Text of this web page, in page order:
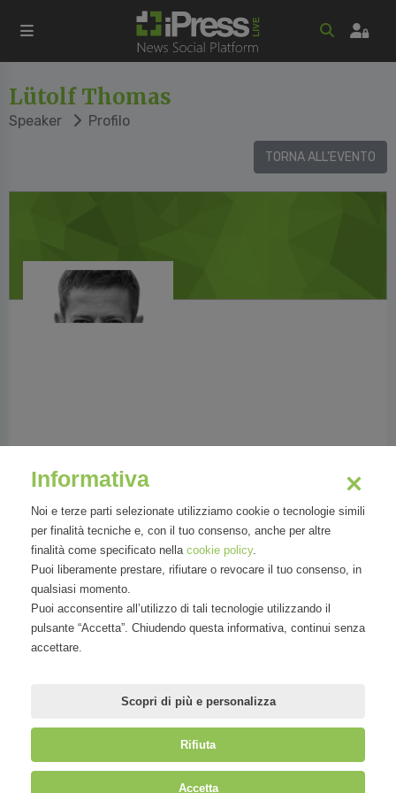
Lütolf Thomas
Speaker Profilo
TORNA ALL'EVENTO
Lütolf Thomas
Baden
Thomas Lütolf has an eMBA in Marketing and
Finance and graduated in Engineering at the
Mirandola Comunicazione S.r.l.| P.IVA IT09580130962 | Cap. Soc.
Informativa
Noi e terze parti selezionate utilizziamo cookie o tecnologie simili
per finalità tecniche e, con il tuo consenso, anche per altre
finalità come specificato nella cookie policy.
Puoi liberamente prestare, rifiutare o revocare il tuo consenso, in
qualsiasi momento.
Puoi acconsentire all’utilizzo di tali tecnologie utilizzando il
pulsante “Accetta”. Chiudendo questa informativa, continui senza
accettare.
Scopri di più e personalizza
Rifiuta
Accetta